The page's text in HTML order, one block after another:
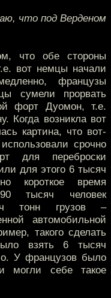
что под Верденом
что обе стороны
вот немцы начали
французы
сумели прорвать
форт Дуомон, т.е.
Когда возникла вот
картина, что вот-
срочно
для переброски
для этого 6 тысяч
короткое время
тысяч человек
тонн грузов –
автомобильной
такого сделать
взять 6 тысяч
У французов было
могли себе такое